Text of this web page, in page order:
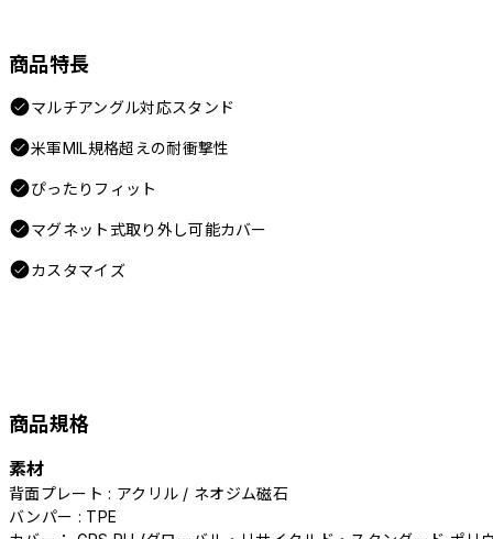
商品特長
マルチアングル対応スタンド
米軍MIL規格超えの耐衝撃性
ぴったりフィット
マグネット式取り外し可能カバー
カスタマイズ
商品規格
素材
背面プレート : アクリル / ネオジム磁石
バンパー : TPE